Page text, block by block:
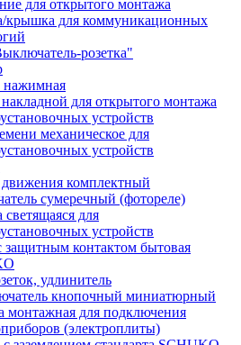
для открытого монтажа
крышка для коммуникационных
розетка"
нажимная
для открытого монтажа
устройств
механическое для
устройств
комплектный
сумеречный (фотореле)
светящаяся для
устройств
защитным контактом бытовая
удлинитель
кнопочный миниатюрный
монтажная для подключения
(электроплиты)